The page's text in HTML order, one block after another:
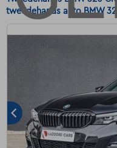
tweedehands auto BMW